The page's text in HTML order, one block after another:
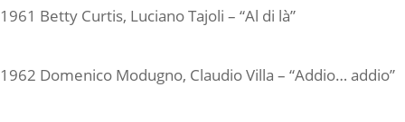
1961 Betty Curtis, Luciano Tajoli – “Al di là”
1962 Domenico Modugno, Claudio Villa – “Addio… addio”